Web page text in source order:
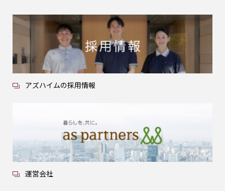
アズハイムの採用情報
運営会社